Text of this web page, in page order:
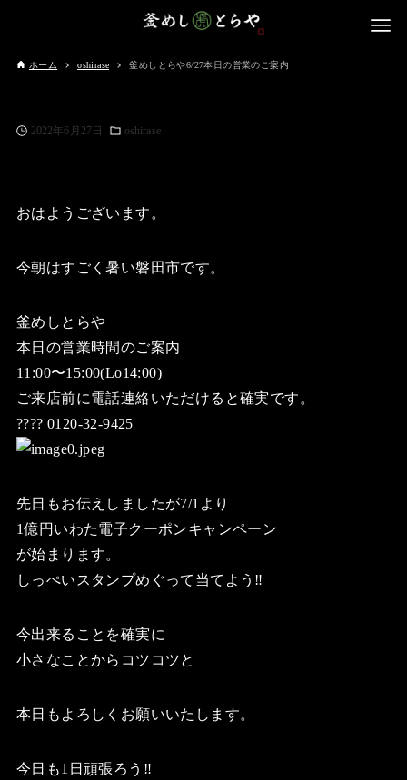
ホーム oshirase 釜めしとらや6/27本日の営業のご案内
2022年6月27日 oshirase
おはようございます。
今朝はすごく暑い磐田市です。
釜めしとらや
本日の営業時間のご案内
11:00〜15:00(Lo14:00)
ご来店前に電話連絡いただけると確実です。
???? 0120-32-9425
先日もお伝えしましたが7/1より
1億円いわた電子クーポンキャンペーン
が始まります。
しっぺいスタンプめぐって当てよう‼️
今出来ることを確実に
小さなことからコツコツと
本日もよろしくお願いいたします。
今日も1日頑張ろう‼️